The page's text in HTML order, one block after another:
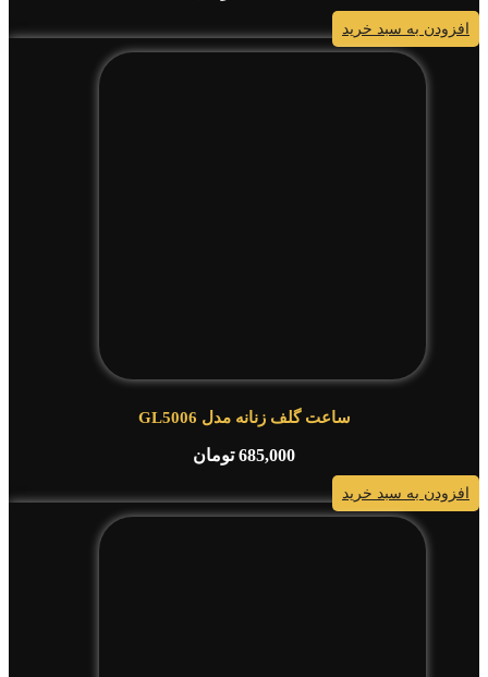
افزودن به سبد خرید
ساعت گلف زنانه مدل GL5006
685,000 تومان
افزودن به سبد خرید